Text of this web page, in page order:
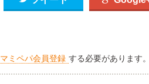
マミペパ会員登録 する必要があります。